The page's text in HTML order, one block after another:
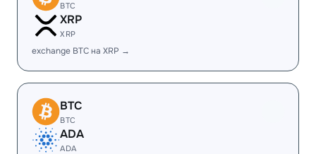
BTC
XRP
XRP
exchange BTC на XRP →
BTC
BTC
ADA
ADA